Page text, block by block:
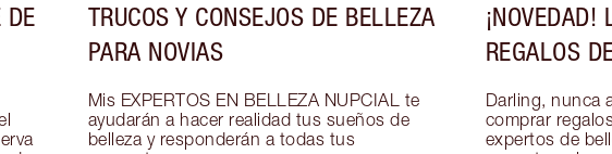
DE
TRUCOS Y CONSEJOS DE BELLEZA
PARA NOVIAS
Mis EXPERTOS EN BELLEZA NUPCIAL te
ayudarán a hacer realidad tus sueños de
belleza y responderán a todas tus
¡NOVEDAD!
REGALOS
Darling, nunca
comprar
expertos de